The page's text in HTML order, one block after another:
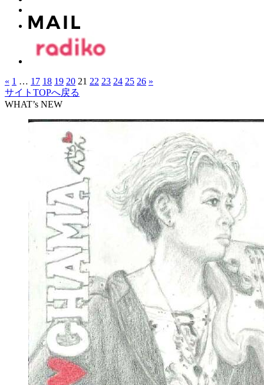
« 1 … 17 18 19 20 21 22 23 24 25 26 »
サイトTOPへ戻る
WHAT’s NEW